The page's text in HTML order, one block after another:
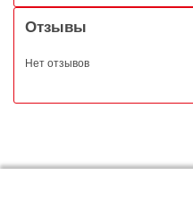
Отзывы
Нет отзывов